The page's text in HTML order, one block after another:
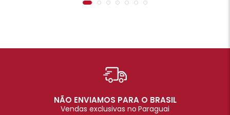
NÃO ENVIAMOS PARA O BRASIL
Vendas exclusivas no Paraguai